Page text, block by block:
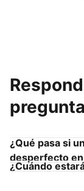
¿Qué pasa si
desperfecto
¿Cuándo